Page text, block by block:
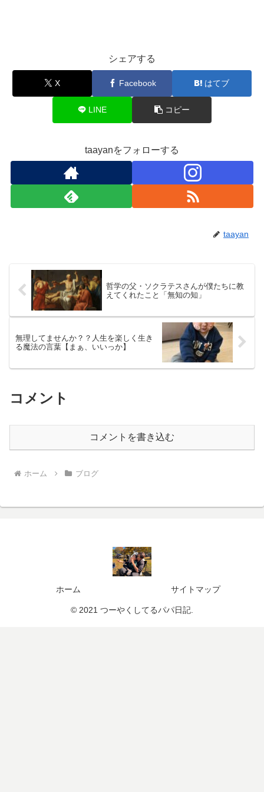
シェアする
X Facebook はてブ
LINE コピー
taayanをフォローする
taayan
哲学の父・ソクラテスさんが僕たちに教
えてくれたこと「無知の知」
無理してませんか？？人生を楽しく生き
る魔法の言葉【まぁ、いいっか】
コメント
コメントを書き込む
ホーム ブログ
ホーム サイトマップ
© 2021 つーやくしてるパパ日記.